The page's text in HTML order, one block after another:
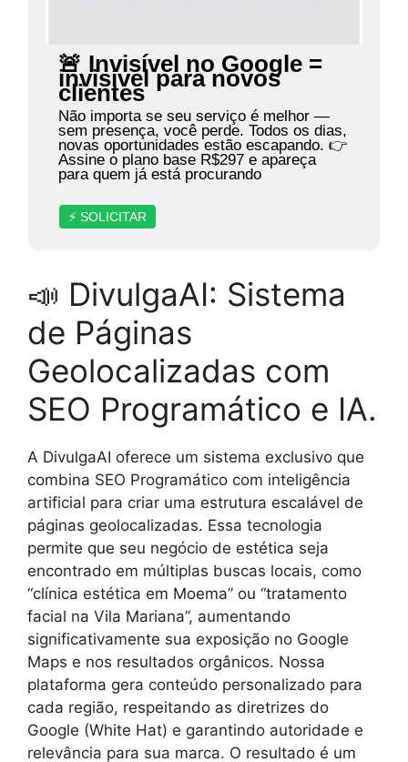
🚨 Invisível no Google =
invisível para novos
clientes
Não importa se seu serviço é melhor —
sem presença, você perde. Todos os dias,
novas oportunidades estão escapando. 👉
Assine o plano base R$297 e apareça
para quem já está procurando
⚡ SOLICITAR
📣 DivulgaAI: Sistema
de Páginas
Geolocalizadas com
SEO Programático e IA.
A DivulgaAI oferece um sistema exclusivo que
combina SEO Programático com inteligência
artificial para criar uma estrutura escalável de
páginas geolocalizadas. Essa tecnologia
permite que seu negócio de estética seja
encontrado em múltiplas buscas locais, como
“clínica estética em Moema” ou “tratamento
facial na Vila Mariana”, aumentando
significativamente sua exposição no Google
Maps e nos resultados orgânicos. Nossa
plataforma gera conteúdo personalizado para
cada região, respeitando as diretrizes do
Google (White Hat) e garantindo autoridade e
relevância para sua marca. O resultado é um